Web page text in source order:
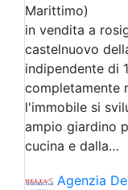
Marittimo)
in vendita a
castelnuovo
indipendente di
completamente
l'immobile si
ampio giardino
cucina e dalla…
Agenzia